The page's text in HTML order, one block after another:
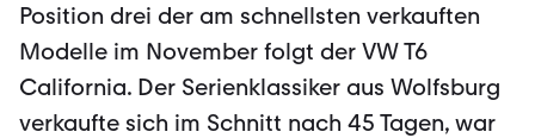
Position drei der am schnellsten verkauften
Modelle im November folgt der VW T6
California. Der Serienklassiker aus Wolfsburg
verkaufte sich im Schnitt nach 45 Tagen, war